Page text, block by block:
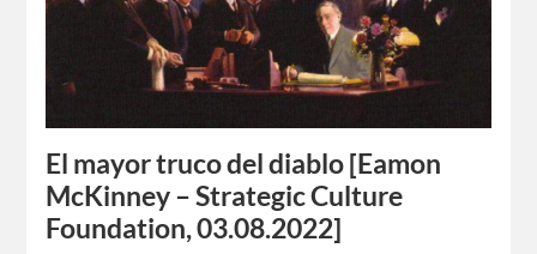
El mayor truco del diablo [Eamon
McKinney – Strategic Culture
Foundation, 03.08.2022]